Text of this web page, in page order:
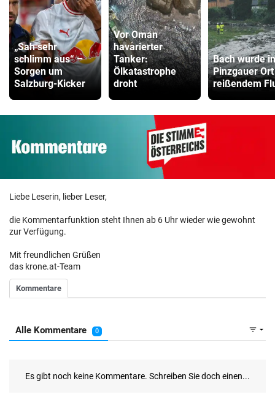
„Sah sehr
schlimm aus“ –
Sorgen um
Salzburg-Kicker
Vor Oman
havarierter
Tanker:
Ölkatastrophe
droht
Bach wurde in
Pinzgauer
reißendem
Liebe Leserin, lieber Leser,
die Kommentarfunktion steht Ihnen ab 6 Uhr wieder wie gewohnt
zur Verfügung.
Mit freundlichen Grüßen
das krone.at-Team